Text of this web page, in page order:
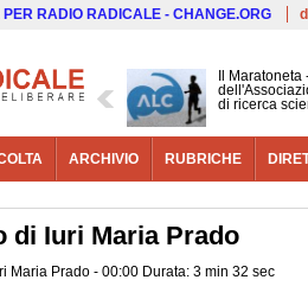
PER RADIO RADICALE - CHANGE.ORG
Il
di ricerca
ARCHIVIO RUBRICHE
di Iuri Maria Prado
Maria Prado - 00:00 Durata: 3 min 32 sec